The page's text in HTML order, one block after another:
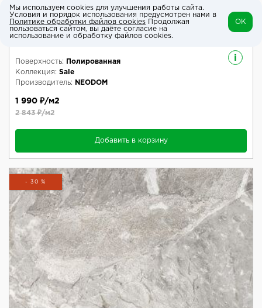
Керамогранит Марвел Грей Полированный
i
Поверхность:
Полированная
Коллекция: Sale
Производитель:
NEODOM
1 990 ₽/м2
2 843 ₽/м2
Добавить в корзину
- 30 %
Мы используем cookies для улучшения работы сайта.
Условия и порядок использования предусмотрен нами в
Политике обработки файлов cookies Продолжая
пользоваться сайтом, вы даёте согласие на
использование и обработку файлов cookies.
OK